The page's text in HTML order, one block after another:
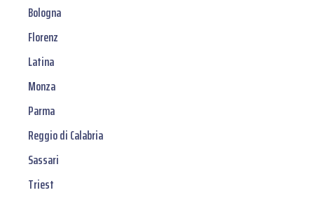
Bologna
Florenz
Latina
Monza
Parma
Reggio di Calabria
Sassari
Triest